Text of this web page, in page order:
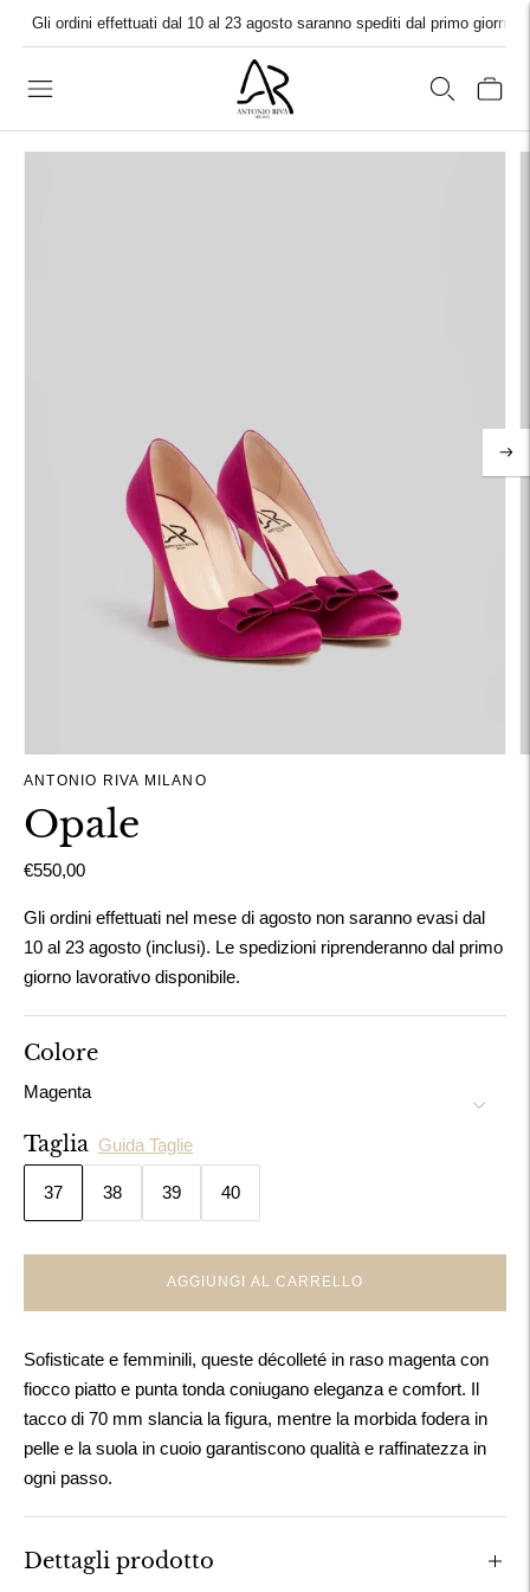
Gli ordini effettuati dal 10 al 23 agosto saranno spediti dal primo giorno
ANTONIO RIVA MILANO
Opale
€550,00
Gli ordini effettuati nel mese di agosto non saranno evasi dal
10 al 23 agosto (inclusi). Le spedizioni riprenderanno dal primo
giorno lavorativo disponibile.
Colore
Magenta
Taglia Guida Taglie
37 38 39 40
AGGIUNGI AL CARRELLO
Sofisticate e femminili, queste décolleté in raso magenta con
fiocco piatto e punta tonda coniugano eleganza e comfort. Il
tacco di 70 mm slancia la figura, mentre la morbida fodera in
pelle e la suola in cuoio garantiscono qualità e raffinatezza in
ogni passo.
Dettagli prodotto